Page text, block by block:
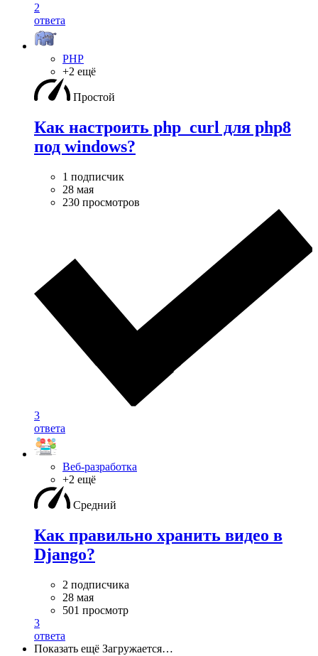
2
ответа
PHP
+2 ещё
Простой
Как настроить php_curl для php8
под windows?
1 подписчик
28 мая
230 просмотров
3
ответа
Веб-разработка
+2 ещё
Средний
Как правильно хранить видео в
Django?
2 подписчика
28 мая
501 просмотр
3
ответа
Показать ещё Загружается…